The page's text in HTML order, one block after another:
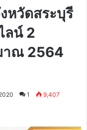
หวัดสระบุรี
ลน์ 2
าณ 2564
1 9,407